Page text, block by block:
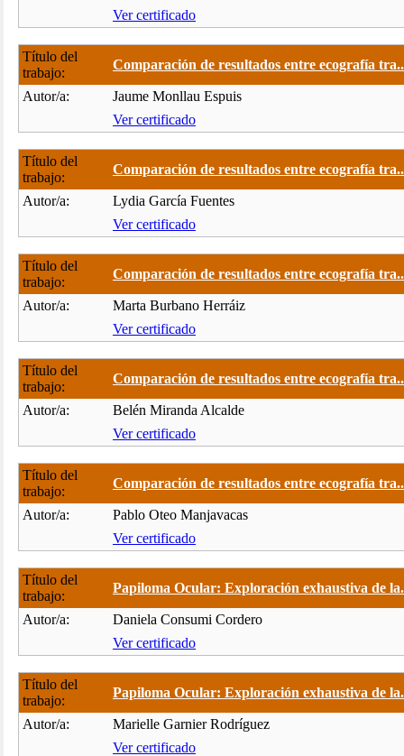
Ver certificado
Título del
trabajo:
Comparación de resultados entre ecografía
Autor/a:
Jaume Monllau Espuis
Ver certificado
Título del
trabajo:
Comparación de resultados entre ecografía
Autor/a:
Lydia García Fuentes
Ver certificado
Título del
trabajo:
Comparación de resultados entre ecografía
Autor/a:
Marta Burbano Herráiz
Ver certificado
Título del
trabajo:
Comparación de resultados entre ecografía
Autor/a:
Belén Miranda Alcalde
Ver certificado
Título del
trabajo:
Comparación de resultados entre ecografía
Autor/a:
Pablo Oteo Manjavacas
Ver certificado
Título del
trabajo:
Papiloma Ocular: Exploración exhaustiva de
Autor/a:
Daniela Consumi Cordero
Ver certificado
Título del
trabajo:
Papiloma Ocular: Exploración exhaustiva de
Autor/a:
Marielle Garnier Rodríguez
Ver certificado